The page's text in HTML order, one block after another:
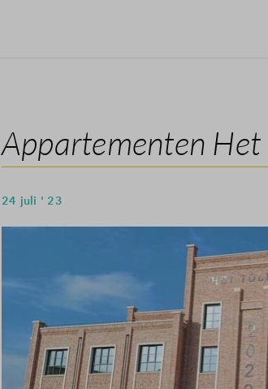
Appartementen Het
24 juli ' 23